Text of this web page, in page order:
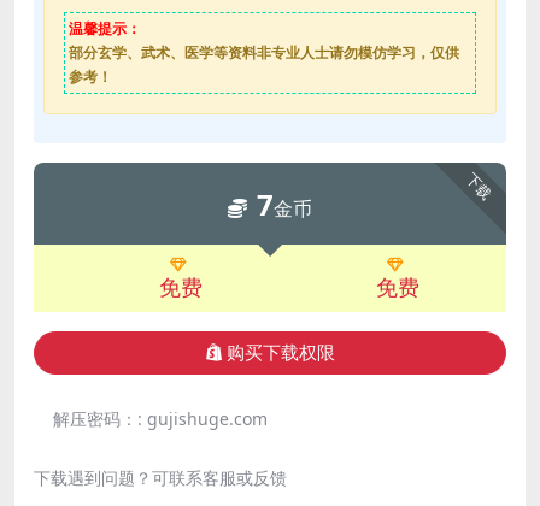
温馨提示：
部分玄学、武术、医学等资料非专业人士请勿模仿学习，仅供
参考！
下载
7金币
免费 免费
购买下载权限
解压密码：: gujishuge.com
下载遇到问题？可联系客服或反馈